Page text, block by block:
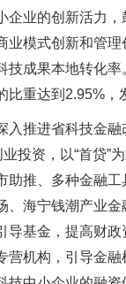
企业的创新活力
业模式创新和管
技成果本地转化
重达到2.95%，
推进省科技金融
投资，以“首贷”
推、多种金融
、海宁钱潮产业
导基金，提高财
机构，引导金